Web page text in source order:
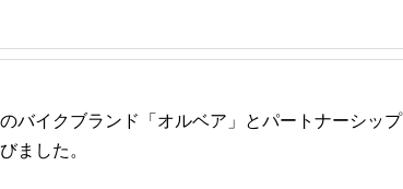
バイクブランド「オルベア」とパートナーシップ
ました。